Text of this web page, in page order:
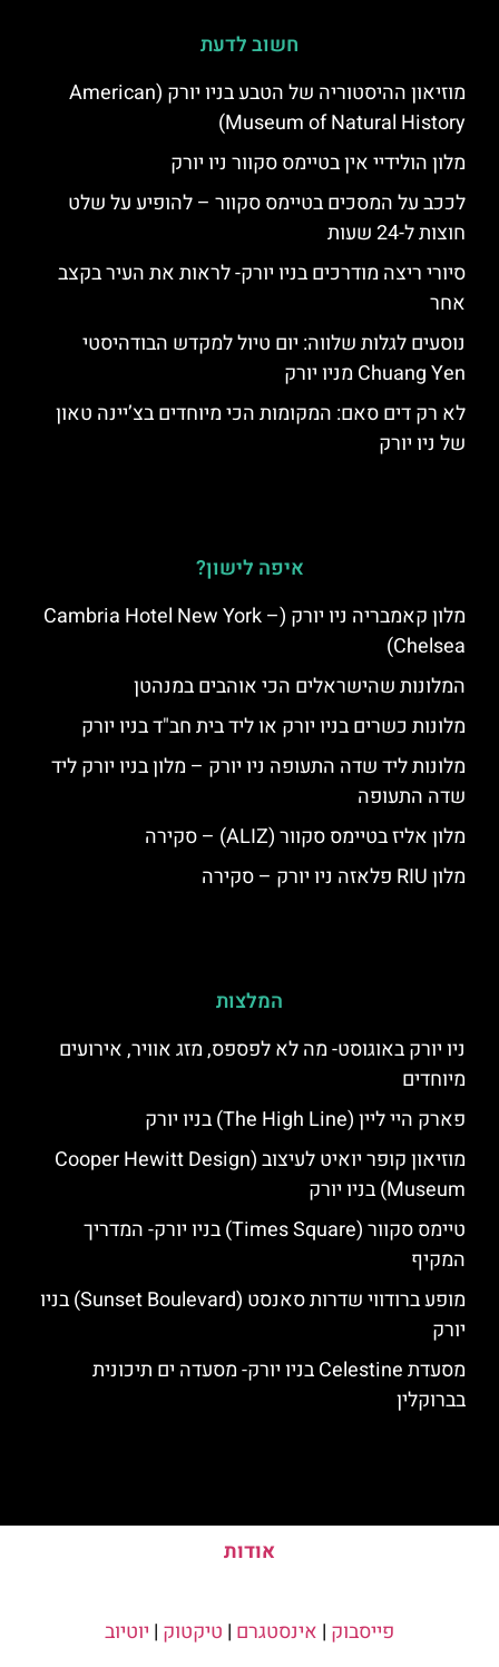
חשוב לדעת
מוזיאון ההיסטוריה של הטבע בניו יורק (American
Museum of Natural History)
מלון הולידיי אין בטיימס סקוור ניו יורק
לככב על המסכים בטיימס סקוור – להופיע על שלט
חוצות ל-24 שעות
סיורי ריצה מודרכים בניו יורק- לראות את העיר בקצב
אחר
נוסעים לגלות שלווה: יום טיול למקדש הבודהיסטי
Chuang Yen מניו יורק
לא רק דים סאם: המקומות הכי מיוחדים בצ’יינה טאון
של ניו יורק
איפה לישון?
מלון קאמבריה ניו יורק (Cambria Hotel New York –
Chelsea)
המלונות שהישראלים הכי אוהבים במנהטן
מלונות כשרים בניו יורק או ליד בית חב"ד בניו יורק
מלונות ליד שדה התעופה ניו יורק – מלון בניו יורק ליד
שדה התעופה
מלון אליז בטיימס סקוור (ALIZ) – סקירה
מלון RIU פלאזה ניו יורק – סקירה
המלצות
ניו יורק באוגוסט- מה לא לפספס, מזג אוויר, אירועים
מיוחדים
פארק היי ליין (The High Line) בניו יורק
מוזיאון קופר יואיט לעיצוב (Cooper Hewitt Design
Museum) בניו יורק
טיימס סקוור (Times Square) בניו יורק- המדריך
המקיף
מופע ברודווי שדרות סאנסט (Sunset Boulevard) בניו
יורק
מסעדת Celestine בניו יורק- מסעדה ים תיכונית
בברוקלין
אודות
פייסבוק | אינסטגרם | טיקטוק | יוטיוב